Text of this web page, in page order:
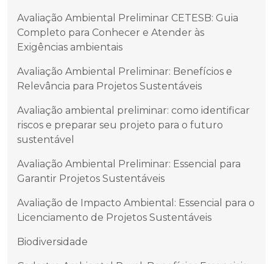
Avaliação Ambiental Preliminar CETESB: Guia
Completo para Conhecer e Atender às
Exigências ambientais
Avaliação Ambiental Preliminar: Benefícios e
Relevância para Projetos Sustentáveis
Avaliação ambiental preliminar: como identificar
riscos e preparar seu projeto para o futuro
sustentável
Avaliação Ambiental Preliminar: Essencial para
Garantir Projetos Sustentáveis
Avaliação de Impacto Ambiental: Essencial para o
Licenciamento de Projetos Sustentáveis
Biodiversidade